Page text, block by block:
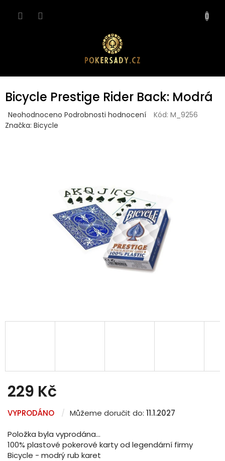
KOŠÍK
Bicycle Prestige Rider Back: Modrá
Průměrné
hodnocení
Neohodnoceno Podrobnosti hodnocení Kód: M_9256
Značka: Bicycle
229 Kč
cena:
VYPRODÁNO Můžeme doručit do: 11.1.2027
Položka byla vyprodána…
100% plastové pokerové karty od legendární firmy
Bicycle - modrý rub karet